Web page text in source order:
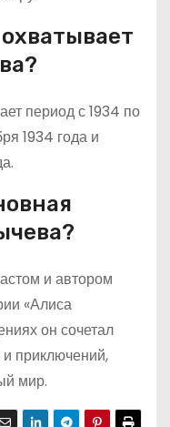
период с 1934 по
1934 года и
и автором
«Алиса
он сочетал
приключений,
мир.